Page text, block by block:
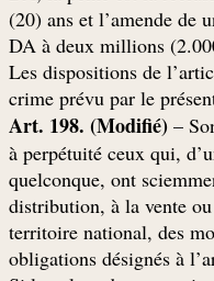
(20) ans et l’amende de
(Les dispositions de
crime prévu par le
Art. 198. (Modifié) –
à perpétuité ceux qui,
quelconque, ont
distribution, à la vente
.territoire national, des
obligations désignés à